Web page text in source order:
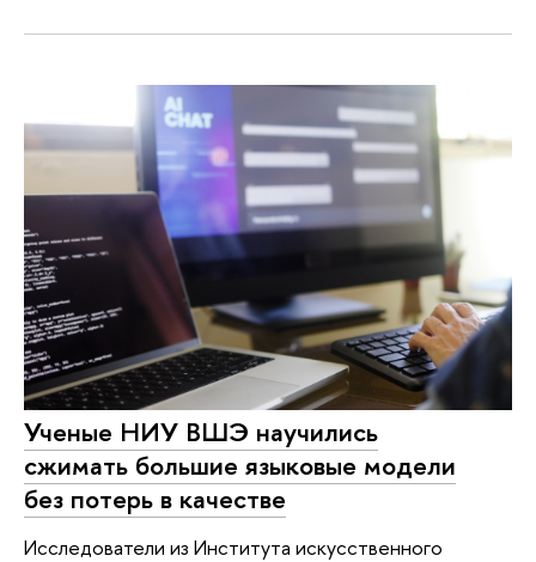
Ученые НИУ ВШЭ научились
сжимать большие языковые модели
без потерь в качестве
Исследователи из Института искусственного